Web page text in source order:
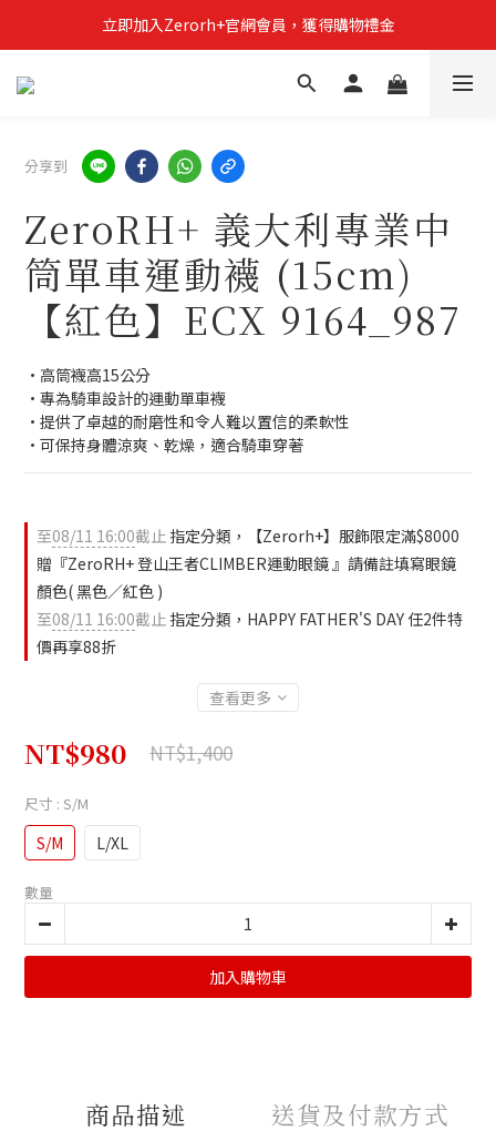
立即加入Zerorh+官網會員，獲得購物禮金
立即加入Zerorh+官網會員，獲得購物禮金
Zerorh+期間限定優惠全館滿15000折1500滿20000折2500
分享到
ZeroRH+ 義大利專業中
筒單車運動襪 (15cm)
【紅色】ECX 9164_987
•高筒襪高15公分
•專為騎車設計的運動單車襪
•提供了卓越的耐磨性和令人難以置信的柔軟性
•可保持身體涼爽、乾燥，適合騎車穿著
至08/11 16:00截止 指定分類，【Zerorh+】服飾限定滿$8000
贈『ZeroRH+ 登山王者CLIMBER運動眼鏡 』請備註填寫眼鏡
顏色( 黑色／紅色 )
至08/11 16:00截止 指定分類，HAPPY FATHER'S DAY 任2件特
價再享88折
查看更多
NT$980 NT$1,400
尺寸 : S/M
S/M L/XL
數量
加入購物車
商品描述 送貨及付款方式